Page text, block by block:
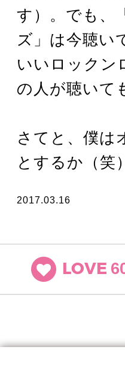
す）。でも、
ズ」は今聴い
いいロックン
の人が聴いて
さてと、僕は
とするか（笑
2017.03.16
LOVE